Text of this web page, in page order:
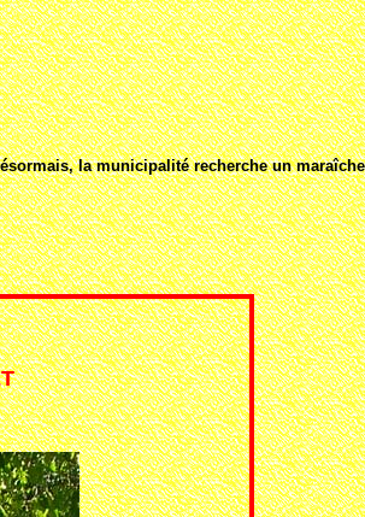
la municipalité recherche un